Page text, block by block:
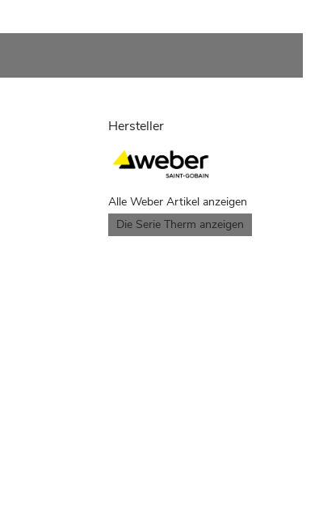
Hersteller
Alle Weber Artikel anzeigen
Die Serie Therm anzeigen